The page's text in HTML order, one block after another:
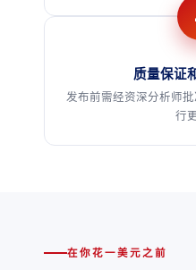
质量保证
发布前需经资深分析师
行
在你花一美元之前